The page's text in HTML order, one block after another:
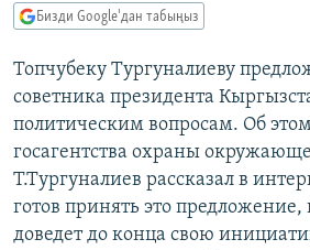
БҮГҮН АЗАТТЫКТА
ЭКСПЕРТТЕР ТАЛДАЙТ
БИЗ ЖАНА ДҮЙНӨ
ДАНИСТЕ
ЭЖЕ-СИҢДИЛЕР
АЗАТТЫК+
ПОДКАСТ
ӨЗГӨЧӨ ПИКИР
Русский
ОНЛАЙН ШЕРИНЕ
Бизди Google'дан табыңыз
Топчубеку Тургуналиеву
советника президента
политическим вопросам. Об
госагентства охраны
Т.Тургуналиев рассказал в
готов принять это предложение,
доведет до конца свою